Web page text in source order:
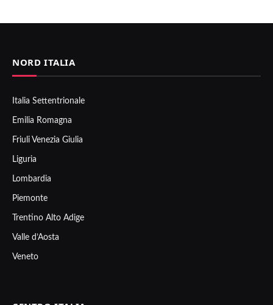
NORD ITALIA
Italia Settentrionale
Emilia Romagna
Friuli Venezia Giulia
Liguria
Lombardia
Piemonte
Trentino Alto Adige
Valle d’Aosta
Veneto